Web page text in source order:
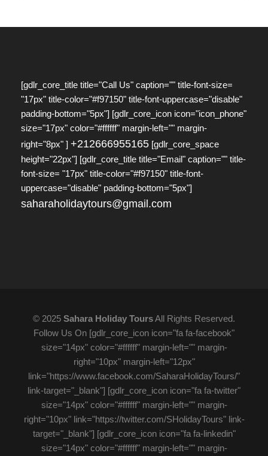
[gdlr_core_title title="Call Us" caption="" title-font-size=
"17px" title-color="#f97150" title-font-uppercase="disable"
padding-bottom="5px"] [gdlr_core_icon icon="icon_phone"
size="17px" color="#ffffff" margin-left="" margin-
right="8px" ] +212666955165 [gdlr_core_space
height="22px"] [gdlr_core_title title="Email" caption="" title-
font-size= "17px" title-color="#f97150" title-font-
uppercase="disable" padding-bottom="5px"]
saharaholidaytours@gmail.com
© 2025 Sahara Holiday ToursAll Rights Reserved.
Follow Us On [gdlr_core_icon icon="fa fa-facebook"
size="14px" color="#ffffff" margin-left="" margin-
right="10px" margin-left="12px"
link="https://www.facebook.com/SaharaHolidayTours/"
link-target="_blank"] [gdlr_core_icon icon="fa fa-twitter"
size="14px" color="#ffffff" margin-left="" margin-
right="10px" link="https://twitter.com/SHolidayTours" link-
target="_blank"] [gdlr_core_icon icon="fa fa-linkedin"
size="14px" color="#ffffff" margin-left="" margin-